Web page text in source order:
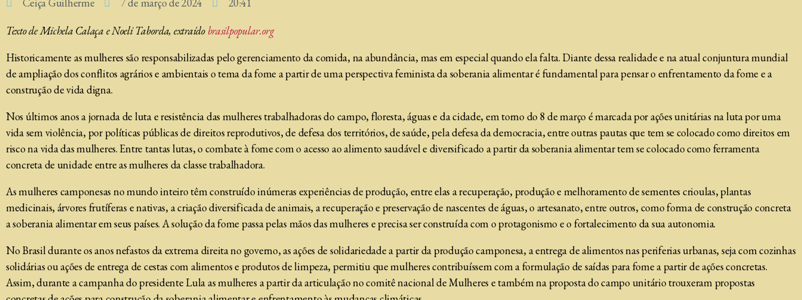
Texto de Michela Calaça e Noeli Taborda, extraído brasilpopular.org
Historicamente as mulheres são responsabilizadas pelo gerenciamento da comida, na abundância, mas em especial quando ela falta. Diante dessa realidade e na atual conjuntura mundial
de ampliação dos conflitos agrários e ambientais o tema da fome a partir de uma perspectiva feminista da soberania alimentar é fundamental para pensar o enfrentamento da fome e a
construção de vida digna.
Nos últimos anos a jornada de luta e resistência das mulheres trabalhadoras do campo, floresta, águas e da cidade, em torno do 8 de março é marcada por ações unitárias na luta por uma
vida sem violência, por políticas públicas de direitos reprodutivos, de defesa dos territórios, de saúde, pela defesa da democracia, entre outras pautas que tem se colocado como direitos em
risco na vida das mulheres. Entre tantas lutas, o combate à fome com o acesso ao alimento saudável e diversificado a partir da soberania alimentar tem se colocado como ferramenta
concreta de unidade entre as mulheres da classe trabalhadora.
As mulheres camponesas no mundo inteiro têm construído inúmeras experiências de produção, entre elas a recuperação, produção e melhoramento de sementes crioulas, plantas
medicinais, árvores frutíferas e nativas, a criação diversificada de animais, a recuperação e preservação de nascentes de águas, o artesanato, entre outros, como forma de construção concreta
a soberania alimentar em seus países. A solução da fome passa pelas mãos das mulheres e precisa ser construída com o protagonismo e o fortalecimento da sua autonomia.
No Brasil durante os anos nefastos da extrema direita no governo, as ações de solidariedade a partir da produção camponesa, a entrega de alimentos nas periferias urbanas, seja com cozinhas
solidárias ou ações de entrega de cestas com alimentos e produtos de limpeza, permitiu que mulheres contribuíssem com a formulação de saídas para fome a partir de ações concretas.
Assim, durante a campanha do presidente Lula as mulheres a partir da articulação no comitê nacional de Mulheres e também na proposta do campo unitário trouxeram propostas